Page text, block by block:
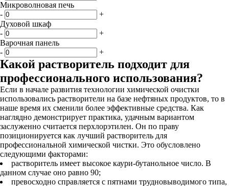
Микроволновая печь
-
+
Духовой шкаф
-
+
Варочная панель
-
+
Какой растворитель подходит для
профессионального использования?
Если в начале развития технологии химической очистки
использовались растворители на базе нефтяных продуктов, то в
наше время их сменили более эффективные средства. Как
наглядно демонстрирует практика, удачным вариантом
заслуженно считается перхлорэтилен. Он по праву
позиционируется как лучший растворитель для
профессиональной химической чистки. Это обусловлено
следующими факторами:
растворитель имеет высокое каури-бутанольное число. В
данном случае оно равно 90;
превосходно справляется с пятнами трудновыводимого типа,